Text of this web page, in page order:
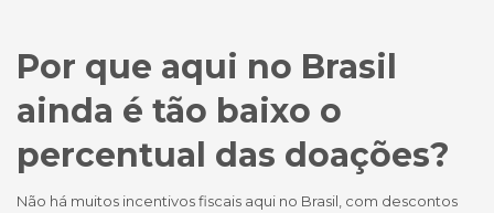
Por que aqui no Brasil
ainda é tão baixo o
percentual das doações?
Não há muitos incentivos fiscais aqui no Brasil, com descontos